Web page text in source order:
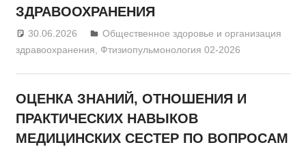
ЗДРАВООХРАНЕНИЯ
30.06.2026 admin
Общественное здоровье и организация
здравоохранения
Фтизиопульмонология 02-2026
ОЦЕНКА ЗНАНИЙ, ОТНОШЕНИЯ И
ПРАКТИЧЕСКИХ НАВЫКОВ
МЕДИЦИНСКИХ СЕСТЕР ПО ВОПРОСАМ